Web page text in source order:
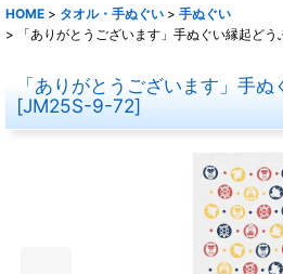
HOME > タオル・手ぬぐい > 手ぬぐい
>
「ありがとうございます」手ぬぐい縁起どう
「ありがとうございます」手
[JM25S-9-72]